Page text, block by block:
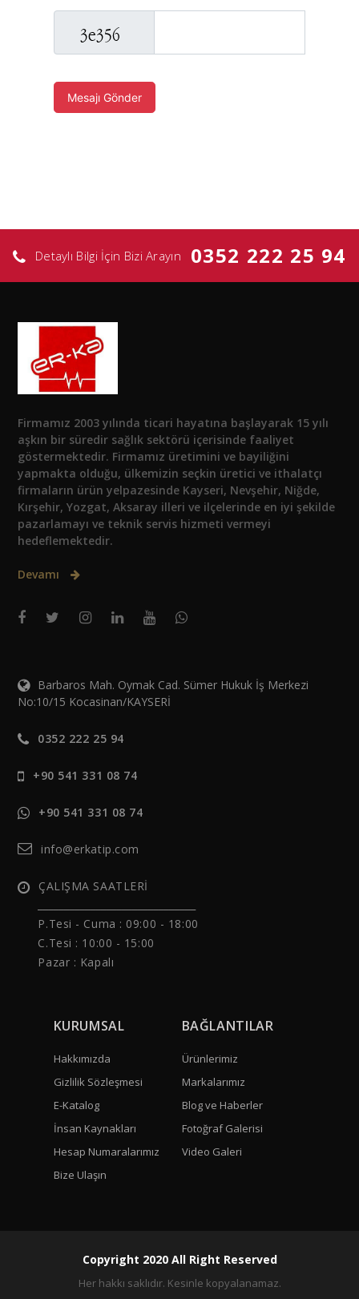
Mesajı Gönder
Detaylı Bilgi İçin Bizi Arayın 0352 222 25 94
Firmamız 2003 yılında ticari hayatına başlayarak 15 yılı
aşkın bir süredir sağlık sektörü içerisinde faaliyet
göstermektedir. Firmamız üretimini ve bayiliğini
yapmakta olduğu, ülkemizin seçkin üretici ve ithalatçı
firmaların ürün yelpazesinde Kayseri, Nevşehir, Niğde,
Kırşehir, Yozgat, Aksaray illeri ve ilçelerinde en iyi şekilde
pazarlamayı ve teknik servis hizmeti vermeyi
hedeflemektedir.
Devamı
Barbaros Mah. Oymak Cad. Sümer Hukuk İş Merkezi
No:10/15 Kocasinan/KAYSERİ
0352 222 25 94
+90 541 331 08 74
+90 541 331 08 74
info@erkatip.com
ÇALIŞMA SAATLERİ
P.Tesi - Cuma : 09:00 - 18:00
C.Tesi : 10:00 - 15:00
Pazar : Kapalı
KURUMSAL
Hakkımızda
Gizlilik Sözleşmesi
E-Katalog
İnsan Kaynakları
Hesap Numaralarımız
Bize Ulaşın
BAĞLANTILAR
Ürünlerimiz
Markalarımız
Blog ve Haberler
Fotoğraf Galerisi
Video Galeri
Copyright 2020 All Right Reserved
Her hakkı saklıdır. Kesinle kopyalanamaz.